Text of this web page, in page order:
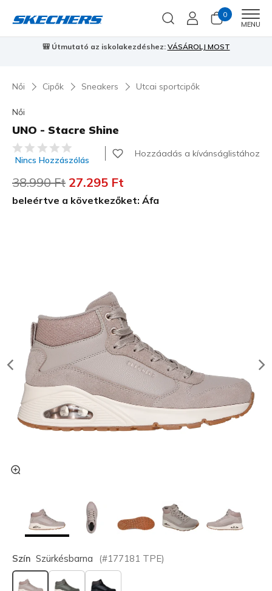
0
MENU
🎒 Útmutató az iskolakezdéshez: VÁSÁROLJ MOST
Női Cipők Sneakers Utcai sportcipők
Női
UNO - Stacre Shine
5 az 5-ből ügyfélértékelés
Nincs Hozzászólás
Hozzáadás a kívánságlistához
Az ár a következőhöz képest csökkent:
38.990 Ft címzett:
27.295 Ft
beleértve a következőket: Áfa
Szín Szürkésbarna (#177181 TPE)